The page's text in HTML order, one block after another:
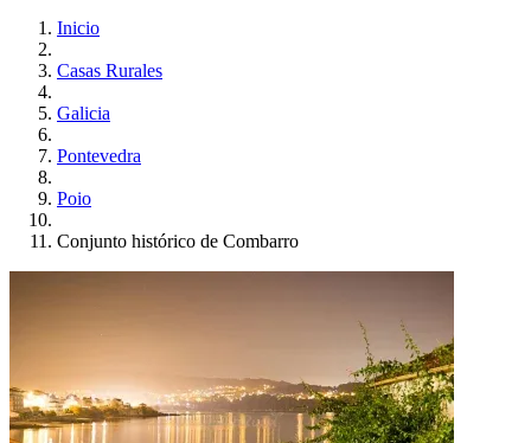
Inicio
Casas Rurales
Galicia
Pontevedra
Poio
Conjunto histórico de Combarro